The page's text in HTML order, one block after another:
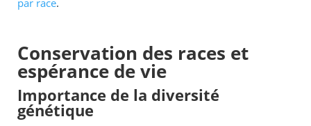
par race.
Conservation des races et
espérance de vie
Importance de la diversité
génétique